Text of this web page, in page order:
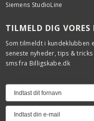
Siemens StudioLine
TILMELD DIG VORES
Som tilmeldt i kundeklubben
seneste nyheder, tips &
sms fra Billigskabe.dk